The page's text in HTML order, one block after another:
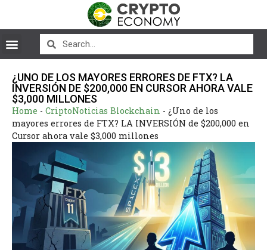
¿UNO DE LOS MAYORES ERRORES DE FTX? LA
INVERSIÓN DE $200,000 EN CURSOR AHORA VALE
$3,000 MILLONES
Home - CriptoNoticias Blockchain - ¿Uno de los
mayores errores de FTX? LA INVERSIÓN de $200,000 en
Cursor ahora vale $3,000 millones